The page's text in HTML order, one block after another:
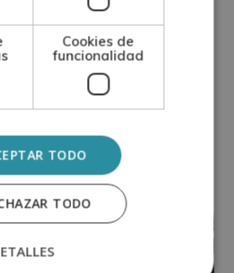
germen.
en
Cookies de
funcionalidad
TODO
TODO